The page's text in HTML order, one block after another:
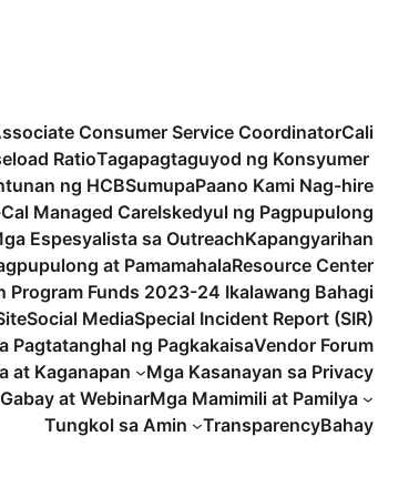
Consumer Service CoordinatorCali
RatioTagapagtaguyod ng Konsyumer
ng HCBSumupaPaano Kami Nag-hire
Managed CareIskedyul ng Pagpupulong
Espesyalista sa OutreachKapangyarihan
at PamamahalaResource Center
Program Funds 2023-24 Ikalawang Bahagi
Social MediaSpecial Incident Report (SIR)
Pagtatanghal ng PagkakaisaVendor Forum
at Kaganapan
Mga Kasanayan sa Privacy
at WebinarMga Mamimili at Pamilya
Tungkol sa Amin
TransparencyBahay